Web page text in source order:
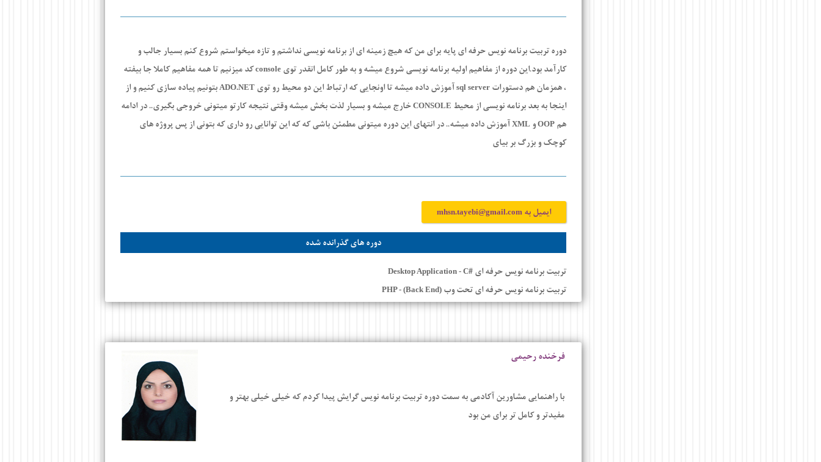
دوره تربیت برنامه نویس حرفه ای پایه برای من که هیچ زمینه ای از برنامه نویسی نداشتم و تازه میخواستم شروع کنم بسیار جالب و
کارآمد بود.این دوره از مفاهیم اولیه برنامه نویسی شروع میشه و به طور کامل انقدر توی console کد میزنیم تا همه مفاهیم کاملا جا بیفته
، همزمان هم دستورات sql server آموزش داده میشه تا اونجایی که ارتباط این دو محیط رو توی ADO.NET بتونیم پیاده سازی کنیم و از
اینجا به بعد برنامه نویسی از محیط CONSOLE خارج میشه و بسیار لذت بخش میشه وقتی نتیجه کارتو میتونی خروجی بگیری.. در ادامه
هم OOP و XML آموزش داده میشه.. در انتهای این دوره میتونی مطمئن باشی که که این توانایی رو داری که بتونی از پس پروژه های
کوچک و بزرگ بر بیای
ایمیل به mhsn.tayebi@gmail.com
دوره های گذرانده شده
تربیت برنامه نویس حرفه ای #Desktop Application - C
تربیت برنامه نویس حرفه ای تحت وب PHP - (Back End)
فرخنده رحیمی
با راهنمایی مشاورین آکادمی به سمت دوره تربیت برنامه نویس گرایش پیدا کردم که خیلی خیلی بهتر و
مفیدتر و کامل تر برای من بود